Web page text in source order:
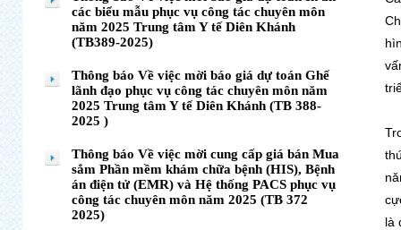
là
các biểu mẫu phục vụ công tác chuyên môn
năm 2025 Trung tâm Y tế Diên Khánh
(TB389-2025)
Thông báo Về việc mời báo giá dự toán Ghế
lãnh đạo phục vụ công tác chuyên môn năm
2025 Trung tâm Y tế Diên Khánh (TB 388-
2025 )
Thông báo Về việc mời cung cấp giá bán Mua
sắm Phần mềm khám chữa bệnh (HIS), Bệnh
án điện tử (EMR) và Hệ thống PACS phục vụ
công tác chuyên môn năm 2025 (TB 372
2025)